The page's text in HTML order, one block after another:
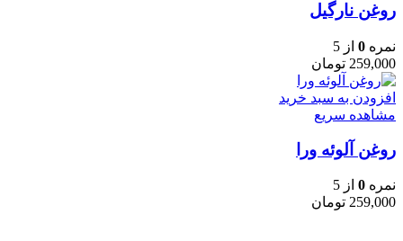
روغن نارگیل
نمره 0 از 5
259,000 تومان
افزودن به سبد خرید
مشاهده سریع
روغن آلوئه ورا
نمره 0 از 5
259,000 تومان